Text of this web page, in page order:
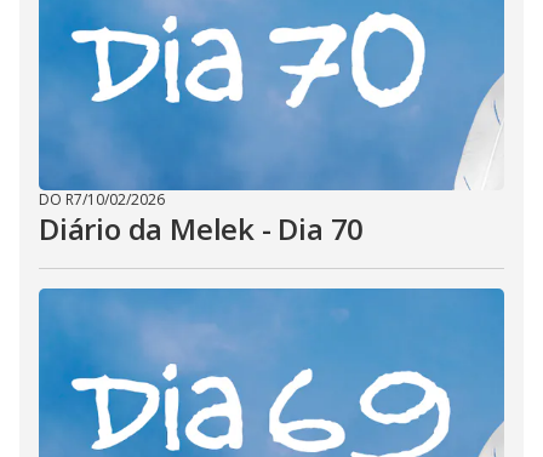
DO R7/10/02/2026
Diário da Melek - Dia 70